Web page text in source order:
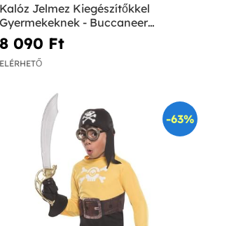
Kalóz Jelmez Kiegészítőkkel
Gyermekeknek - Buccaneer
Kollekció
8 090 Ft‎
ELÉRHETŐ
-63%